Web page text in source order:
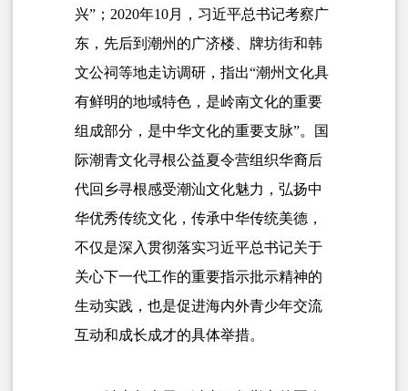
兴”；2020年10月，习近平总书记考察广
东，先后到潮州的广济楼、牌坊街和韩
文公祠等地走访调研，指出“潮州文化具
有鲜明的地域特色，是岭南文化的重要
组成部分，是中华文化的重要支脉”。国
际潮青文化寻根公益夏令营组织华裔后
代回乡寻根感受潮汕文化魅力，弘扬中
华优秀传统文化，传承中华传统美德，
不仅是深入贯彻落实习近平总书记关于
关心下一代工作的重要指示批示精神的
生动实践，也是促进海内外青少年交流
互动和成长成才的具体举措。